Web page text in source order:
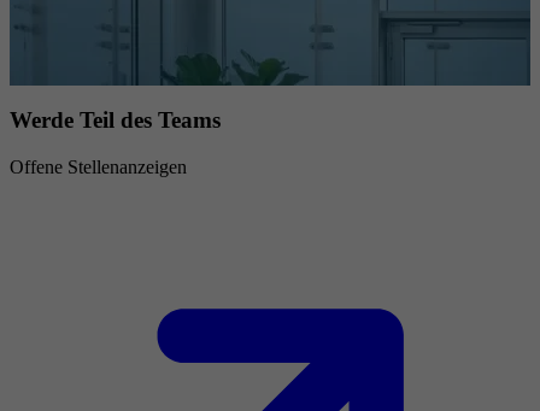
Werde Teil des Teams
Offene Stellenanzeigen